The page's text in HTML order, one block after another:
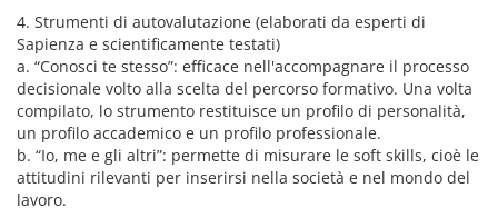
4. Strumenti di autovalutazione (elaborati da esperti di
Sapienza e scientificamente testati)
a. “Conosci te stesso”: efficace nell'accompagnare il processo
decisionale volto alla scelta del percorso formativo. Una volta
compilato, lo strumento restituisce un profilo di personalità,
un profilo accademico e un profilo professionale.
b. “Io, me e gli altri”: permette di misurare le soft skills, cioè le
attitudini rilevanti per inserirsi nella società e nel mondo del
lavoro.